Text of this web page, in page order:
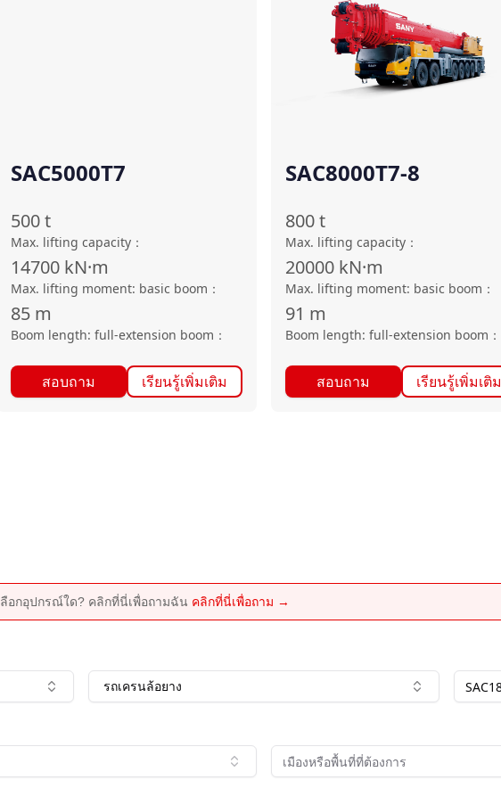
SAC5000T7
500t
Max. lifting capacity ：
14700 kN·m
Max. lifting moment: basic boom ：
85 m
Boom length: full-extension boom ：
สอบถาม เรียนรู้เพิ่มเติม
SAC8000T7-8
800t
Max. lifting capacity ：
20000 kN·m
Max. lifting moment: basic boom ：
91 m
Boom length: full-extension boom ：
สอบถาม เรียนรู้เพิ่มเติม
อกอุปกรณ์ใด? คลิกที่นี่เพื่อถามฉัน คลิกที่นี่เพื่อถาม →
รถเครนล้อยาง